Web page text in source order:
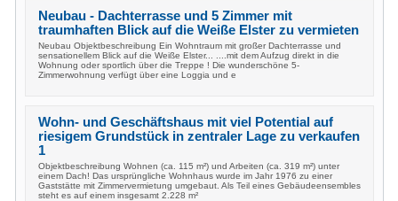
Neubau - Dachterrasse und 5 Zimmer mit
traumhaften Blick auf die Weiße Elster zu vermieten
Neubau Objektbeschreibung Ein Wohntraum mit großer Dachterrasse und
sensationellem Blick auf die Weiße Elster... ....mit dem Aufzug direkt in die
Wohnung oder sportlich über die Treppe ! Die wunderschöne 5-
Zimmerwohnung verfügt über eine Loggia und e
Wohn- und Geschäftshaus mit viel Potential auf
riesigem Grundstück in zentraler Lage zu verkaufen
1
Objektbeschreibung Wohnen (ca. 115 m²) und Arbeiten (ca. 319 m²) unter
einem Dach! Das ursprüngliche Wohnhaus wurde im Jahr 1976 zu einer
Gaststätte mit Zimmervermietung umgebaut. Als Teil eines Gebäudeensembles
steht es auf einem insgesamt 2.228 m²